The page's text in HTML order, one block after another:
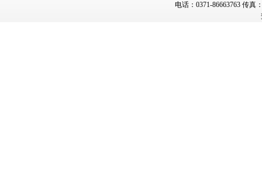
电话：0371-86663763 传真